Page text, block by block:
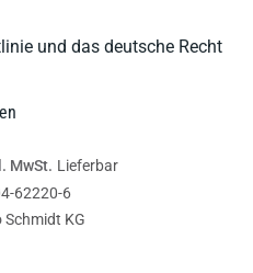
und das deutsche Recht
MwSt. Lieferbar
62220-6
Schmidt KG